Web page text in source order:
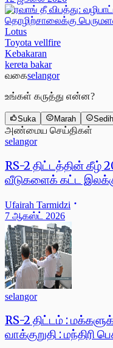
Lotus
Toyota vellfire
Kebakaran
kereta bakar
வகைselangor
உங்கள் கருத்து என்ன?
Suka Marah Sedih
அண்மைய செய்திகள்
selangor
RS-2 திட்டத்தின் கீழ்
வீடுகளைக் கட்ட
Ufairah Tarmidzi
7 ஆகஸ்ட் 2026
selangor
RS-2 திட்டம் :
வாக்குறுதி : மந்திரி